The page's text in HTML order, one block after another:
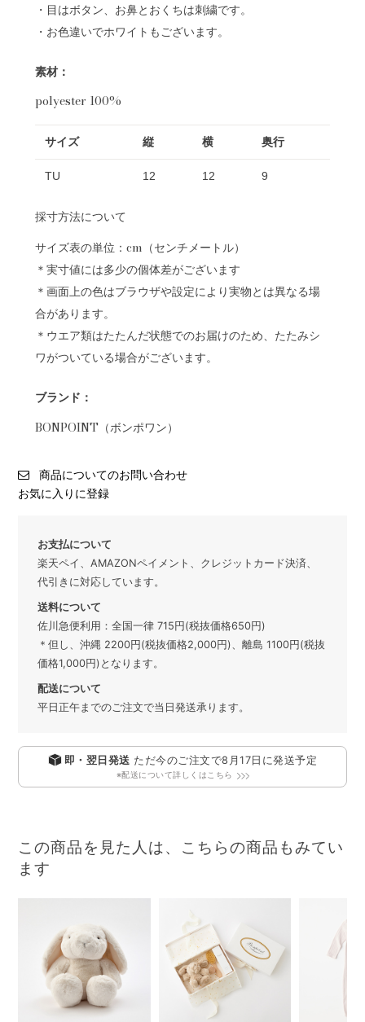
・目はボタン、お鼻とおくちは刺繍です。
・お色違いでホワイトもございます。
素材：
polyester 100%
サイズ 縦 横 奥行
TU 12 12 9
採寸方法について
サイズ表の単位：cm（センチメートル）
＊実寸値には多少の個体差がございます
＊画面上の色はブラウザや設定により実物とは異なる場
合があります。
＊ウエア類はたたんだ状態でのお届けのため、たたみシ
ワがついている場合がございます。
ブランド：
BONPOINT（ボンポワン）
商品についてのお問い合わせ
お気に入りに登録
お支払について
楽天ペイ、AMAZONペイメント、クレジットカード決済、
代引きに対応しています。
送料について
佐川急便利用：全国一律 715円(税抜価格650円)
＊但し、沖縄 2200円(税抜価格2,000円)、離島 1100円(税抜
価格1,000円)となります。
配送について
平日正午までのご注文で当日発送承ります。
即・翌日発送 ただ今のご注文で8月17日 に発送予定
※配送について詳しくはこちら
この商品を見た人は、こちらの商品もみてい
ます